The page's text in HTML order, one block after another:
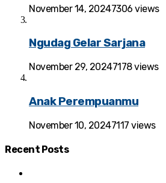
November 14, 20247306 views
Ngudag Gelar Sarjana
November 29, 20247178 views
Anak Perempuanmu
November 10, 20247117 views
Recent Posts